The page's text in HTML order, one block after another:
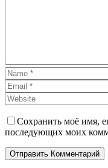
Сохранить моё имя,
последующих моих
Отправить Комментарий